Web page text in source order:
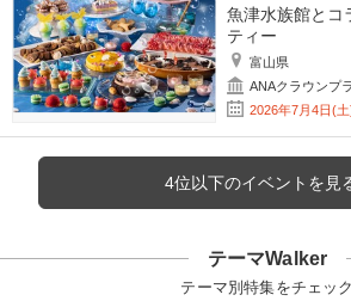
魚津水族館とコ
ティー
富山県
ANAクラウンプ
2026年7月4日(
4位以下のイベントを見
テーマWalker
テーマ別特集をチェック